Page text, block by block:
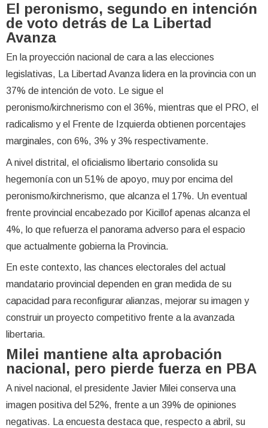
El peronismo, segundo en intención
de voto detrás de La Libertad
Avanza
En la proyección nacional de cara a las elecciones
legislativas, La Libertad Avanza lidera en la provincia con un
37% de intención de voto. Le sigue el
peronismo/kirchnerismo con el 36%, mientras que el PRO, el
radicalismo y el Frente de Izquierda obtienen porcentajes
marginales, con 6%, 3% y 3% respectivamente.
A nivel distrital, el oficialismo libertario consolida su
hegemonía con un 51% de apoyo, muy por encima del
peronismo/kirchnerismo, que alcanza el 17%. Un eventual
frente provincial encabezado por Kicillof apenas alcanza el
4%, lo que refuerza el panorama adverso para el espacio
que actualmente gobierna la Provincia.
En este contexto, las chances electorales del actual
mandatario provincial dependen en gran medida de su
capacidad para reconfigurar alianzas, mejorar su imagen y
construir un proyecto competitivo frente a la avanzada
libertaria.
Milei mantiene alta aprobación
nacional, pero pierde fuerza en PBA
A nivel nacional, el presidente Javier Milei conserva una
imagen positiva del 52%, frente a un 39% de opiniones
negativas. La encuesta destaca que, respecto a abril, su